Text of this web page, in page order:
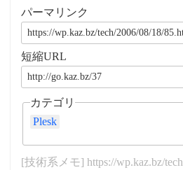
パーマリンク
短縮URL
カテゴリ
Plesk
[技術系メモ] https://wp.kaz.bz/tech